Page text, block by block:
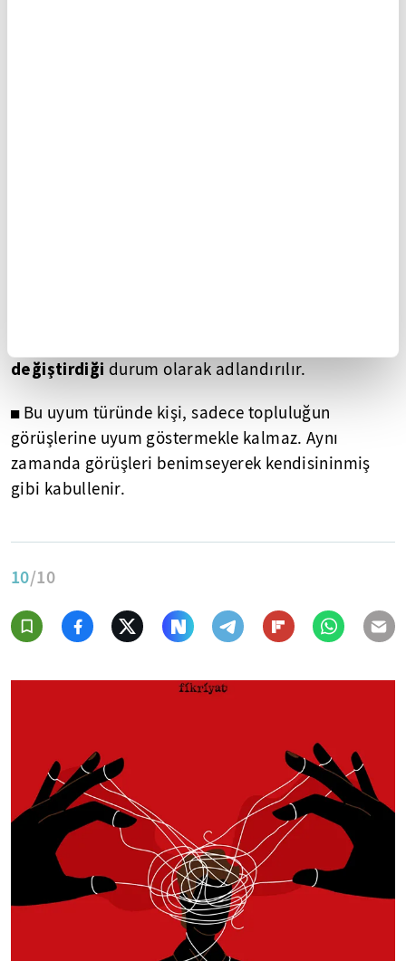
değiştirdiği durum olarak adlandırılır.
◼ Bu uyum türünde kişi, sadece topluluğun
görüşlerine uyum göstermekle kalmaz. Aynı
zamanda görüşleri benimseyerek kendisininmiş
gibi kabullenir.
10/10